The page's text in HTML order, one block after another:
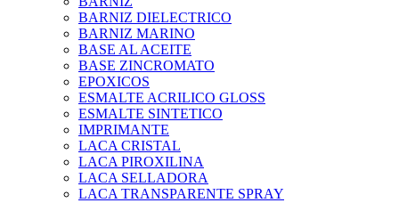
BARNIZ DIELECTRICO
BARNIZ MARINO
BASE AL ACEITE
BASE ZINCROMATO
EPOXICOS
ESMALTE ACRILICO GLOSS
ESMALTE SINTETICO
IMPRIMANTE
LACA CRISTAL
LACA PIROXILINA
LACA SELLADORA
LACA TRANSPARENTE SPRAY